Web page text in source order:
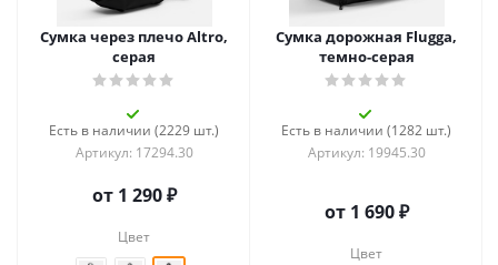
Сумка через плечо Altro,
серая
Есть в наличии (2229 шт.)
Артикул: 17294.30
от 1 290 ₽
Цвет
Сумка дорожная Flugga,
темно-серая
Есть в наличии (1282 шт.)
Артикул: 19945.30
от 1 690 ₽
Цвет